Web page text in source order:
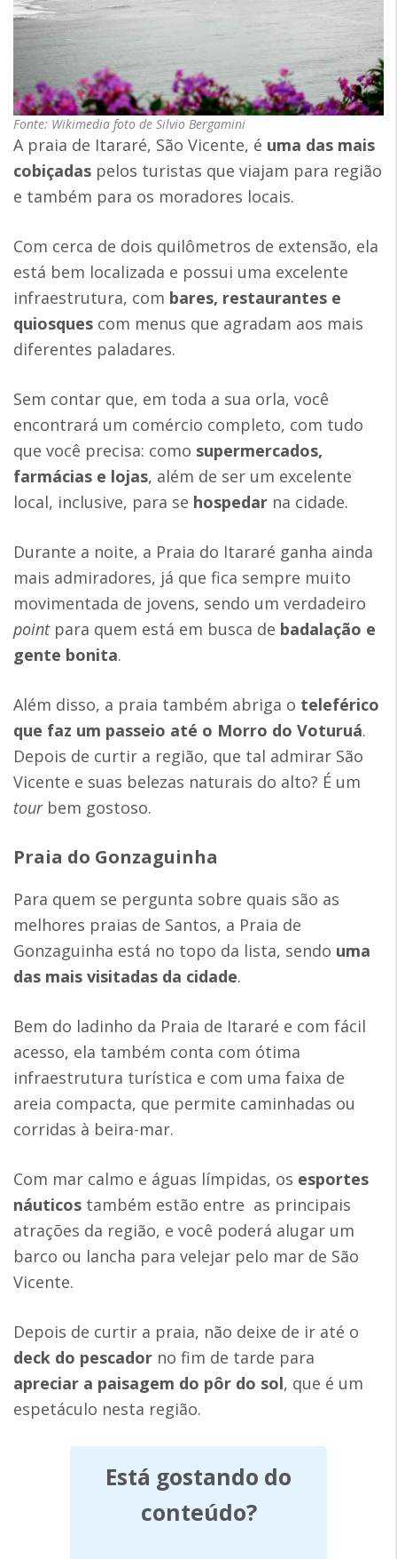
Fonte: Wikimedia foto de Silvio Bergamini
A praia de Itararé, São Vicente, é uma das mais
cobiçadas pelos turistas que viajam para região
e também para os moradores locais.
Com cerca de dois quilômetros de extensão, ela
está bem localizada e possui uma excelente
infraestrutura, com bares, restaurantes e
quiosques com menus que agradam aos mais
diferentes paladares.
Sem contar que, em toda a sua orla, você
encontrará um comércio completo, com tudo
que você precisa: como supermercados,
farmácias e lojas, além de ser um excelente
local, inclusive, para se hospedar na cidade.
Durante a noite, a Praia do Itararé ganha ainda
mais admiradores, já que fica sempre muito
movimentada de jovens, sendo um verdadeiro
pointpara quem está em busca de badalação e
gente bonita.
Além disso, a praia também abriga o teleférico
que faz um passeio até o Morro do Voturuá.
Depois de curtir a região, que tal admirar São
Vicente e suas belezas naturais do alto? É um
tourbem gostoso.
Praia do Gonzaguinha
Para quem se pergunta sobre quais são as
melhores praias de Santos, a Praia de
Gonzaguinha está no topo da lista, sendo uma
das mais visitadas da cidade.
Bem do ladinho da Praia de Itararé e com fácil
acesso, ela também conta com ótima
infraestrutura turística e com uma faixa de
areia compacta, que permite caminhadas ou
corridas à beira-mar.
Com mar calmo e águas límpidas, os esportes
náuticos também estão entre as principais
atrações da região, e você poderá alugar um
barco ou lancha para velejar pelo mar de São
Vicente.
Depois de curtir a praia, não deixe de ir até o
deck do pescador no fim de tarde para
apreciar a paisagem do pôr do sol, que é um
espetáculo nesta região.
Está gostando do
conteúdo?